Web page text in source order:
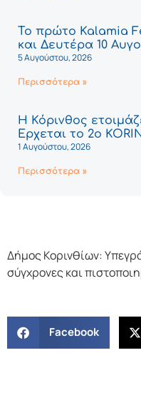
Το πρώτο Kalamia
και Δευτέρα 10
5 Αυγούστου, 2026
Περισσότερα »
Η Κόρινθος
Έρχεται το 2ο
1 Αυγούστου, 2026
Περισσότερα »
Δήμος Κορινθίων:
σύγχρονες και
Facebook